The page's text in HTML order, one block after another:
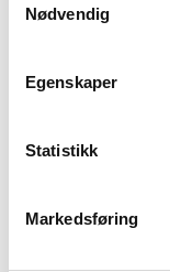
Nødvendig
Egenskaper
Statistikk
Markedsføring
Med dilla
Wathne sier selv